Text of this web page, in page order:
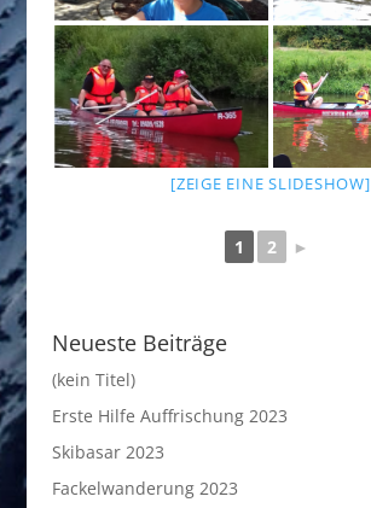
[ZEIGE EINE SLIDESHOW]
1 2 ►
Neueste Beiträge
(kein Titel)
Erste Hilfe Auffrischung 2023
Skibasar 2023
Fackelwanderung 2023